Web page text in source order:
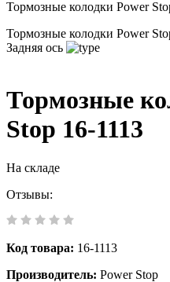
Тормозные колодки Power
Тормозные колодки Power
Задняя ось
Тормозные
Stop 16-1113
На складе
Отзывы:
Код товара: 16-1113
Производитель: Power Stop